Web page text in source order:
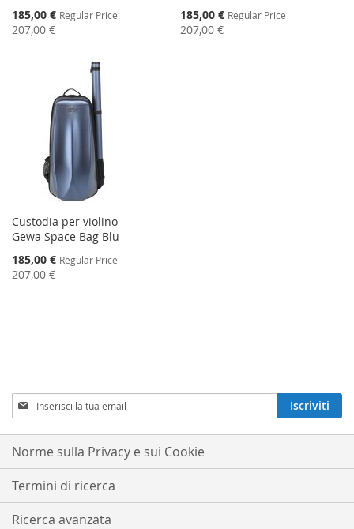
Special
Price
185,00 € Regular Price
207,00 €
Special
Price
185,00 € Regular Price
207,00 €
Custodia per violino
Gewa Space Bag Blu
Special
Price
185,00 € Regular Price
207,00 €
Iscriviti
alla
nostra
Newsletter:
Iscriviti
Norme sulla Privacy e sui Cookie
Termini di ricerca
Ricerca avanzata